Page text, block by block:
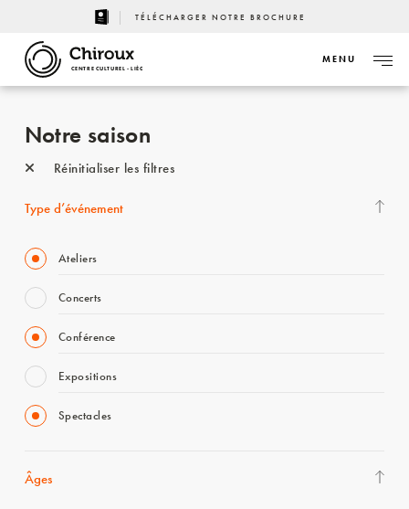
TÉLÉCHARGER NOTRE BROCHURE
CENTRE CULTUREL - LIÈGE
MENU
Notre saison
Réinitialiser les filtres
Type d’événement
Ateliers
Concerts
Conférence
Expositions
Spectacles
Âges